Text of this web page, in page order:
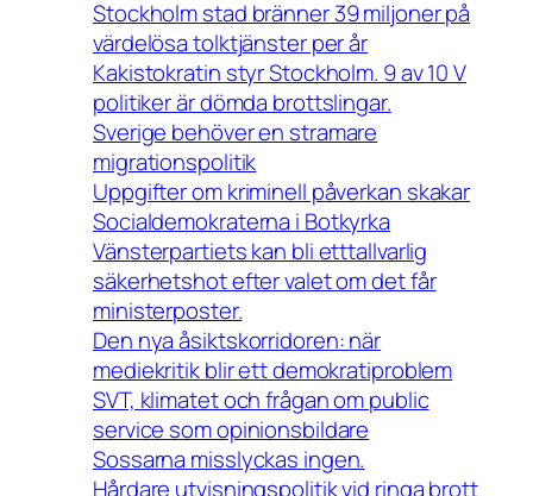
Stockholm stad bränner 39 miljoner på
värdelösa tolktjänster per år
Kakistokratin styr Stockholm. 9 av 10 V
politiker är dömda brottslingar.
Sverige behöver en stramare
migrationspolitik
Uppgifter om kriminell påverkan skakar
Socialdemokraterna i Botkyrka
Vänsterpartiets kan bli etttallvarlig
säkerhetshot efter valet om det får
ministerposter.
Den nya åsiktskorridoren: när
mediekritik blir ett demokratiproblem
SVT, klimatet och frågan om public
service som opinionsbildare
Sossarna misslyckas ingen.
Hårdare utvisningspolitik vid ringa brott